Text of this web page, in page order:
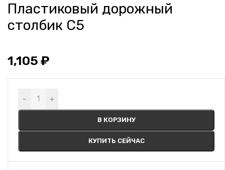
Пластиковый дорожный
столбик С5
1,105 ₽
- +
В КОРЗИНУ
КУПИТЬ СЕЙЧАС
Alternative: